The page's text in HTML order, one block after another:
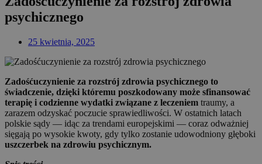
psychicznego
25 kwietnia, 2025
Zadośćuczynienie za rozstrój zdrowia psychicznego to
świadczenie, dzięki któremu poszkodowany może sfinansować
terapię i codzienne wydatki związane z leczeniem traumy, a
zarazem odzyskać poczucie sprawiedliwości. W ostatnich latach
polskie sądy — idąc za trendami europejskimi — coraz odważniej
sięgają po wysokie kwoty, gdy tylko zostanie udowodniony głęboki
uszczerbek na zdrowiu psychicznym.